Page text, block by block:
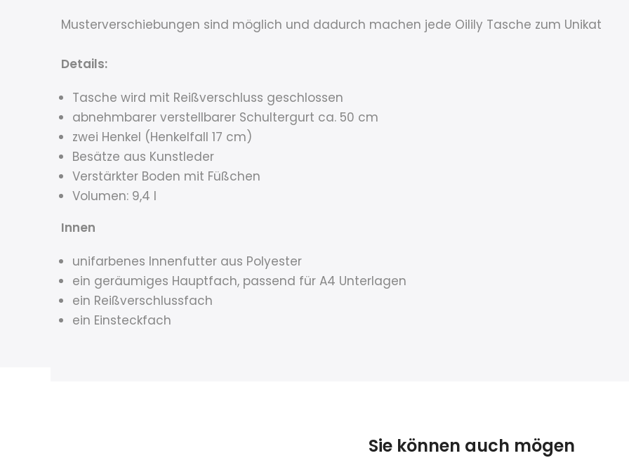
Musterverschiebungen sind möglich und dadurch machen jede Oilily Tasche zum Unikat
Details:
Tasche wird mit Reißverschluss geschlossen
abnehmbarer verstellbarer Schultergurt ca. 50 cm
zwei Henkel (Henkelfall 17 cm)
Besätze aus Kunstleder
Verstärkter Boden mit Füßchen
Volumen: 9,4 l
Innen
unifarbenes Innenfutter aus Polyester
ein geräumiges Hauptfach, passend für A4 Unterlagen
ein Reißverschlussfach
ein Einsteckfach
Sie können auch mögen